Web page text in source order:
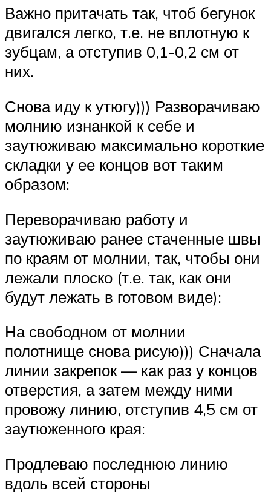
Важно притачать так, чтоб бегунок
двигался легко, т.е. не вплотную к
зубцам, а отступив 0,1-0,2 см от
них.
Снова иду к утюгу))) Разворачиваю
молнию изнанкой к себе и
заутюживаю максимально короткие
складки у ее концов вот таким
образом:
Переворачиваю работу и
заутюживаю ранее стаченные швы
по краям от молнии, так, чтобы они
лежали плоско (т.е. так, как они
будут лежать в готовом виде):
На свободном от молнии
полотнище снова рисую))) Сначала
линии закрепок — как раз у концов
отверстия, а затем между ними
провожу линию, отступив 4,5 см от
заутюженного края:
Продлеваю последнюю линию
вдоль всей стороны